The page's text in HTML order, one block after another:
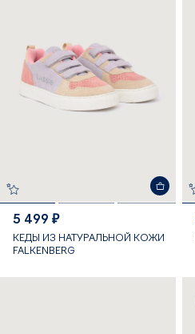
5 499 ₽
КЕДЫ ИЗ НАТУРАЛЬНОЙ КОЖИ
FALKENBERG